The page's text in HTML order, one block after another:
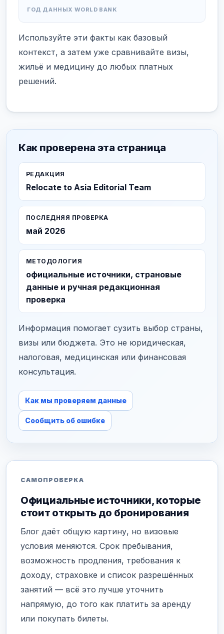
ГОД ДАННЫХ WORLD BANK
Используйте эти факты как базовый
контекст, а затем уже сравнивайте визы,
жильё и медицину до любых платных
решений.
Как проверена эта страница
РЕДАКЦИЯ
Relocate to Asia Editorial Team
ПОСЛЕДНЯЯ ПРОВЕРКА
май 2026
МЕТОДОЛОГИЯ
официальные источники, страновые
данные и ручная редакционная
проверка
Информация помогает сузить выбор страны,
визы или бюджета. Это не юридическая,
налоговая, медицинская или финансовая
консультация.
Как мы проверяем данные
Сообщить об ошибке
САМОПРОВЕРКА
Официальные источники, которые
стоит открыть до бронирования
Блог даёт общую картину, но визовые
условия меняются. Срок пребывания,
возможность продления, требования к
доходу, страховке и список разрешённых
занятий — всё это лучше уточнить
напрямую, до того как платить за аренду
или покупать билеты.